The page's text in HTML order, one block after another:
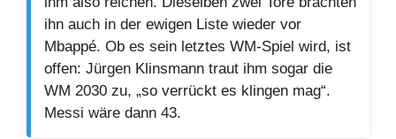
ihn auch in der ewigen Liste wieder vor
Mbappé. Ob es sein letztes WM-Spiel wird, ist
offen: Jürgen Klinsmann traut ihm sogar die
WM 2030 zu, „so verrückt es klingen mag“.
Messi wäre dann 43.